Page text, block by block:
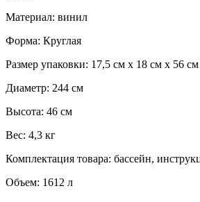
Материал: винил
Форма: Круглая
Размер упаковки: 17,5 см х 18 см х 56 см
Диаметр: 244 см
Высота: 46 см
Вес: 4,3 кг
Комплектация товара: бассейн,
Объем: 1612 л